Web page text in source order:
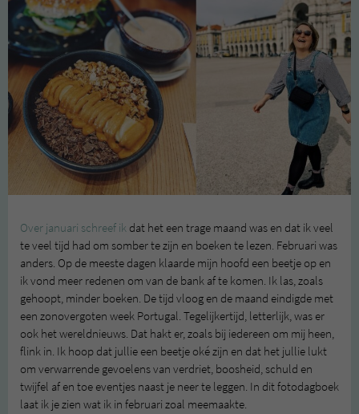
Over januari schreef ik dat het een trage maand was en dat ik veel
te veel tijd had om somber te zijn en boeken te lezen. Februari was
anders. Op de meeste dagen klaarde mijn hoofd een beetje op en
ik vond meer redenen om van de bank af te komen. Ik las, zoals
gehoopt, minder boeken. De tijd vloog en de maand eindigde met
een zonovergoten week Portugal. Tegelijkertijd, letterlijk, was er
ook het wereldnieuws. Dat hakt er, zoals bij iedereen om mij heen,
flink in. Ik hoop dat jullie een beetje oké zijn en dat het jullie lukt
om verwarrende gevoelens van verdriet, boosheid, schuld en
twijfel af en toe eventjes naast je neer te leggen. In dit fotodagboek
laat ik je zien wat ik in februari zoal meemaakte.